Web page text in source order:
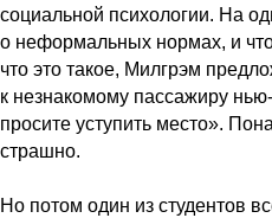
социальной психологии. На
о неформальных нормах, и
что это такое, Милгрэм
к незнакомому пассажиру
просите уступить место».
страшно.
Но потом один из студентов